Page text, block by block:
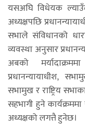
यसअघि विधेयक
अध्यक्षपछि
सभाले संविधानको
व्यवस्था अनुसार
अबको मर्यादाक्रममा
प्रधानन्यायाधीश,
सभामुख र राष्ट्रिय
सहभागी हुने
अध्यक्षको लगत्तै हुनेछ।